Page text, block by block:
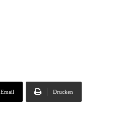
Email Drucken